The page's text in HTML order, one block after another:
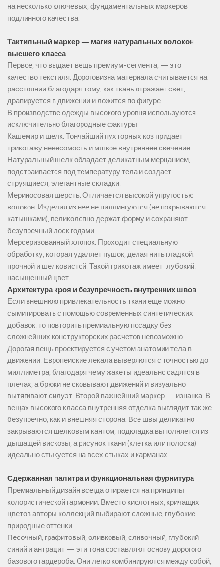
на несколько ключевых, фундаментальных маркеров
подлинного качества.
Тактильный маркер — магия натуральных волокон
высшего класса
Первое, что выдает вещь премиум-сегмента, — это
качество текстиля. Дороговизна материала считывается на
расстоянии благодаря тому, как ткань отражает свет,
драпируется в движении и ложится по фигуре.
В производстве одежды высокого уровня используются
исключительно благородные фактуры:
Кашемир и шелк. Тончайший пух горных коз придает
трикотажу невесомость и мягкое внутреннее свечение.
Натуральный шелк обладает деликатным мерцанием,
подстраивается под температуру тела и создает
струящиеся, элегантные складки.
Мериносовая шерсть. Отличается высокой упругостью
волокон. Изделия из нее не пиллингуются (не покрываются
катышками), великолепно держат форму и сохраняют
безупречный лоск годами.
Мерсеризованный хлопок. Проходит специальную
обработку, которая удаляет пушок, делая нить гладкой,
прочной и шелковистой. Такой трикотаж имеет глубокий,
насыщенный цвет.
Архитектура кроя и безупречность внутренних швов
Если внешнюю привлекательность ткани еще можно
сымитировать с помощью современных синтетических
добавок, то повторить премиальную посадку без
сложнейших конструкторских расчетов невозможно.
Дорогая вещь проектируется с учетом анатомии тела в
движении. Европейские лекала выверяются с точностью до
миллиметра, благодаря чему жакеты идеально садятся в
плечах, а брюки не сковывают движений и визуально
вытягивают силуэт. Второй важнейший маркер — изнанка. В
вещах высокого класса внутренняя отделка выглядит так же
безупречно, как и внешняя сторона. Все швы деликатно
закрываются шелковым кантом, подкладка выполняется из
дышащей вискозы, а рисунок ткани (клетка или полоска)
идеально стыкуется на всех стыках и карманах.
Сдержанная палитра и функциональная фурнитура
Премиальный дизайн всегда опирается на принципы
колористической гармонии. Вместо кислотных, кричащих
цветов авторы коллекций выбирают сложные, глубокие
природные оттенки.
Песочный, графитовый, оливковый, сливочный, глубокий
синий и антрацит — эти тона составляют основу дорогого
базового гардероба. Они легко комбинируются между собой,